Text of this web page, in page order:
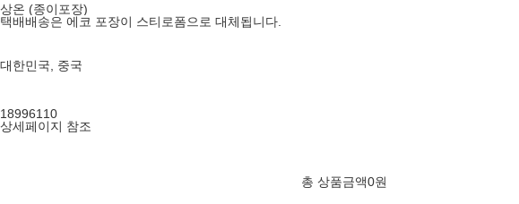
상온 (종이포장)
택배배송은 에코 포장이 스티로폼으로 대체됩니다.
대한민국, 중국
18996110
상세페이지 참조
총 상품금액0원